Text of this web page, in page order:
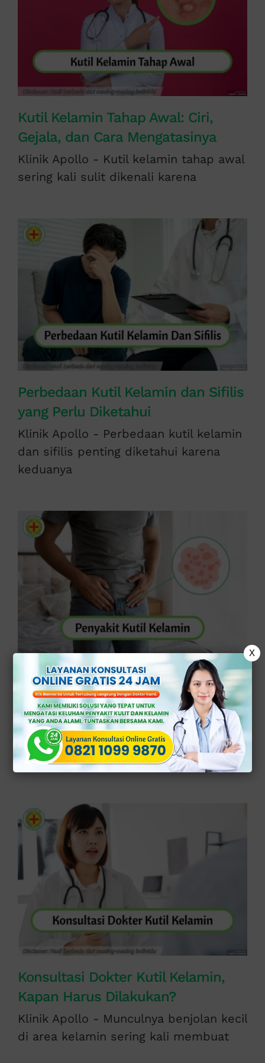
Kutil Kelamin Tahap Awal: Ciri,
Gejala, dan Cara Mengatasinya
Klinik Apollo - Kutil kelamin tahap awal
sering kali sulit dikenali karena
Perbedaan Kutil Kelamin dan Sifilis
yang Perlu Diketahui
Klinik Apollo - Perbedaan kutil kelamin
dan sifilis penting diketahui karena
keduanya
Penyakit Kutil Kelamin: Penyebab,
Gejala, Pengobatan
Klinik Apollo - Penyakit kutil kelamin
merupakan salah satu infeksi menular
seksual
Konsultasi Dokter Kutil Kelamin,
Kapan Harus Dilakukan?
Klinik Apollo - Munculnya benjolan kecil
di area kelamin sering kali membuat
X